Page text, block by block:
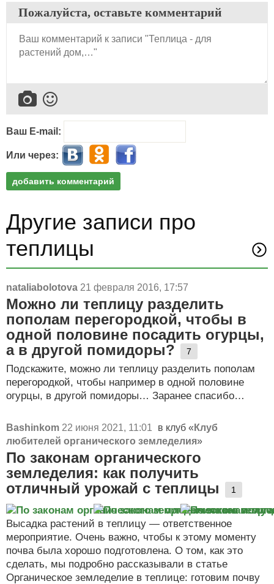
Пожалуйста, оставьте комментарий
Ваш E-mail:
Или через:
добавить комментарий
Другие записи про
теплицы
nataliabolotova 21 февраля 2016, 17:57
Можно ли теплицу разделить
пополам перегородкой, чтобы в
одной половине посадить огурцы,
а в другой помидоры?
7
Подскажите, можно ли теплицу разделить пополам
перегородкой, чтобы например в одной половине
огурцы, в другой помидоры… Заранее спасибо…
Bashinkom 22 июня 2021, 11:01 в клуб « Клуб
любителей органического земледелия»
По законам органического
земледелия: как получить
отличный урожай с теплицы
1
Высадка растений в теплицу — ответственное
мероприятие. Очень важно, чтобы к этому моменту
почва была хорошо подготовлена. О том, как это
сделать, мы подробно рассказывали в статье
Органическое земледелие в теплице: готовим почву